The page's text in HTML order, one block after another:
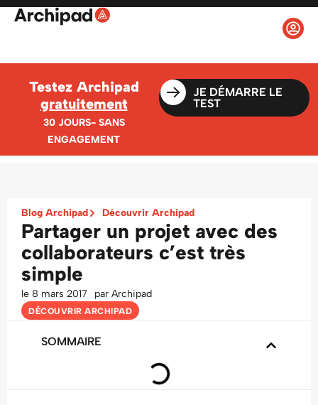
Testez Archipad
gratuitement
30 JOURS- SANS
ENGAGEMENT
JE DÉMARRE LE
TEST
Blog Archipad Découvrir Archipad
Partager un projet avec des
collaborateurs c’est très
simple
le 8 mars 2017 par Archipad
DÉCOUVRIR ARCHIPAD
SOMMAIRE